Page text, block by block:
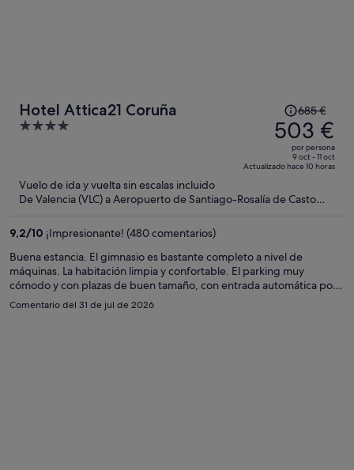
Hotel Attica21 Coruña
4
precio
era
685 €,
es
por
persona
685 €
503 €
por persona
9 oct - 11 oct
Actualizado hace 10 horas
Vuelo de ida y vuelta sin escalas incluido
De Valencia (VLC) a Aeropuerto de Santiago-Rosalía de Casto
9,2/10 ¡Impresionante! (480 comentarios)
Buena estancia. El gimnasio es bastante completo a nivel de
máquinas. La habitación limpia y confortable. El parking muy
cómodo y con plazas de buen tamaño, con entrada automática por
matrícula. ¡Para repetir!
Comentario del 31 de jul de 2026